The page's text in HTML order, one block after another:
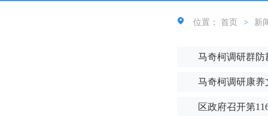
位置： 首页 > 新
马奇柯调研群
马奇柯调研康养
区政府召开第